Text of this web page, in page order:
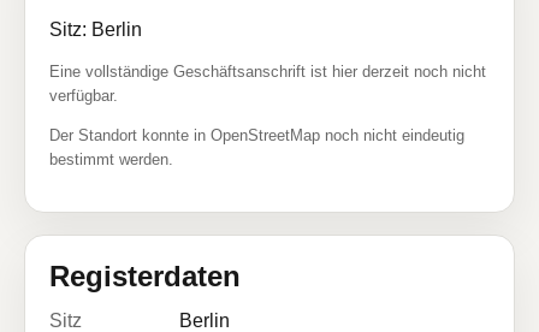
Sitz: Berlin
Eine vollständige Geschäftsanschrift ist hier derzeit noch nicht
verfügbar.
Der Standort konnte in OpenStreetMap noch nicht eindeutig
bestimmt werden.
Registerdaten
Sitz
Berlin